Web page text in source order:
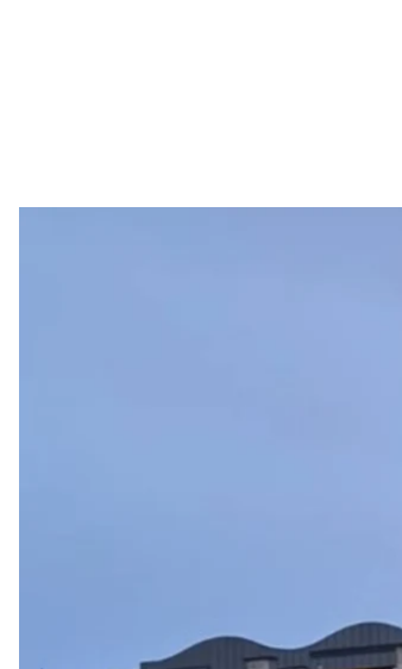
У вівторок, 23 вересня, чоловік,
він заклеює табличку наліпкою з
У Головному управлінні поліції
спостереження, які зафіксували